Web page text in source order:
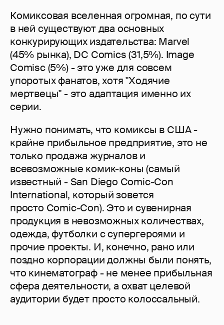
Комиксовая вселенная огромная, по сути
в ней существуют два основных
конкурирующих издательства: Marvel
(45% рынка), DC Comics (31,5%). Image
Comisc (5%) - это уже для совсем
упоротых фанатов, хотя "Ходячие
мертвецы" - это адаптация именно их
серии.
Нужно понимать, что комиксы в США -
крайне прибыльное предприятие, это не
только продажа журналов и
всевозможные комик-коны (самый
известный - San Diego Comic-Con
International, который зовется
просто Comic-Con). Это и сувенирная
продукция в невозможных количествах,
одежда, футболки с супергероями и
прочие проекты. И, конечно, рано или
поздно корпорации должны были понять,
что кинематограф - не менее прибыльная
сфера деятельности, а охват целевой
аудитории будет просто колоссальный.